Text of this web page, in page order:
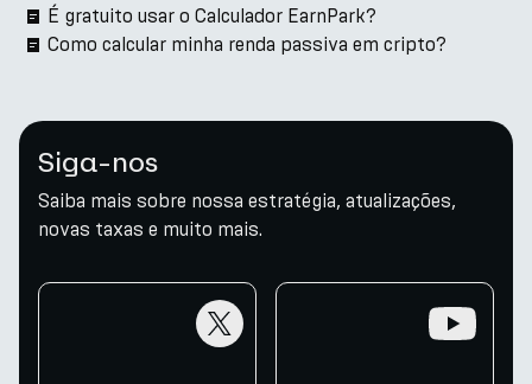
É gratuito usar o Calculador EarnPark?
Como calcular minha renda passiva em cripto?
Siga-nos
Saiba mais sobre nossa estratégia, atualizações,
novas taxas e muito mais.